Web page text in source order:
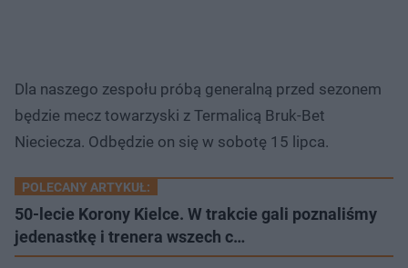
Dla naszego zespołu próbą generalną przed sezonem
będzie mecz towarzyski z Termalicą Bruk-Bet
Nieciecza. Odbędzie on się w sobotę 15 lipca.
POLECANY ARTYKUŁ:
50-lecie Korony Kielce. W trakcie gali poznaliśmy
jedenastkę i trenera wszech c…